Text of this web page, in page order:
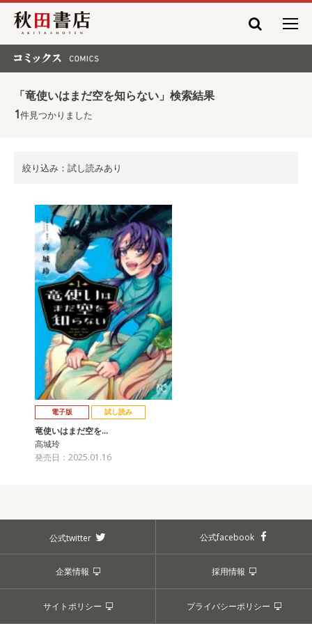
秋田書店
「竜使いはまだ空を知らない」検索結果
1件見つかりました
絞り込み：試し読みあり
電子版 試し読み
竜使いはまだ空を…
高城玲
発売日：2025.01.16
公式twitter 公式facebook
企業情報 採用情報
サイトポリシー プライバシーポリシー